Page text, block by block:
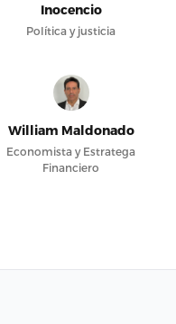
Inocencio
Política y justicia
William Maldonado
Economista y Estratega
Financiero